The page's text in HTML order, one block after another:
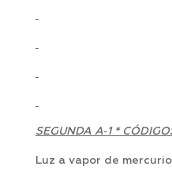
SEGUNDA A‑1 *
Luz a vapor de